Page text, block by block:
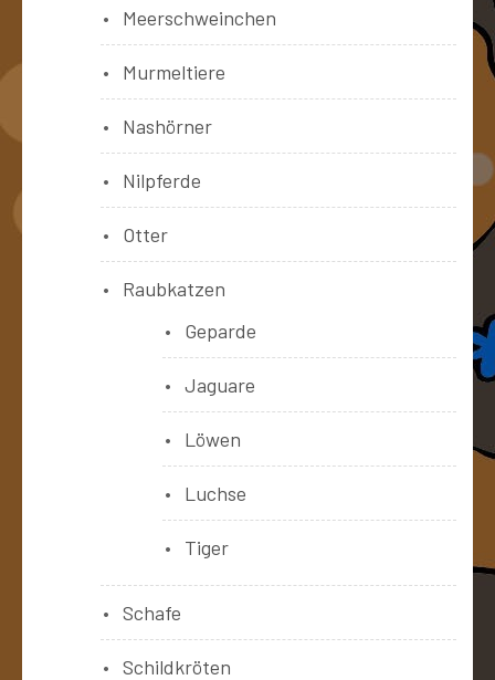
Meerschweinchen
Murmeltiere
Nashörner
Nilpferde
Otter
Raubkatzen
Geparde
Jaguare
Löwen
Luchse
Tiger
Schafe
Schildkröten